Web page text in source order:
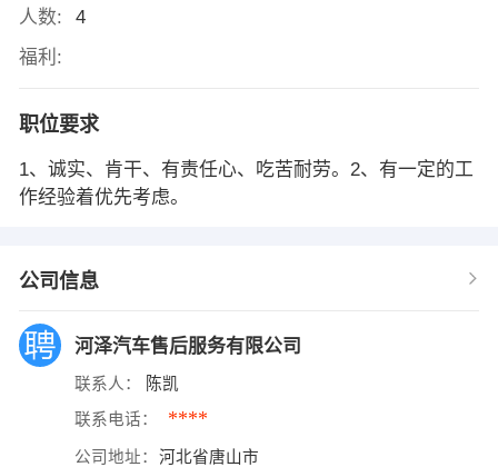
人数:
4
福利:
职位要求
1、诚实、肯干、有责任心、吃苦耐劳。2、有一定的工
作经验着优先考虑。
公司信息
河泽汽车售后服务有限公司
联系人： 陈凯
联系电话： ****
公司地址： 河北省唐山市